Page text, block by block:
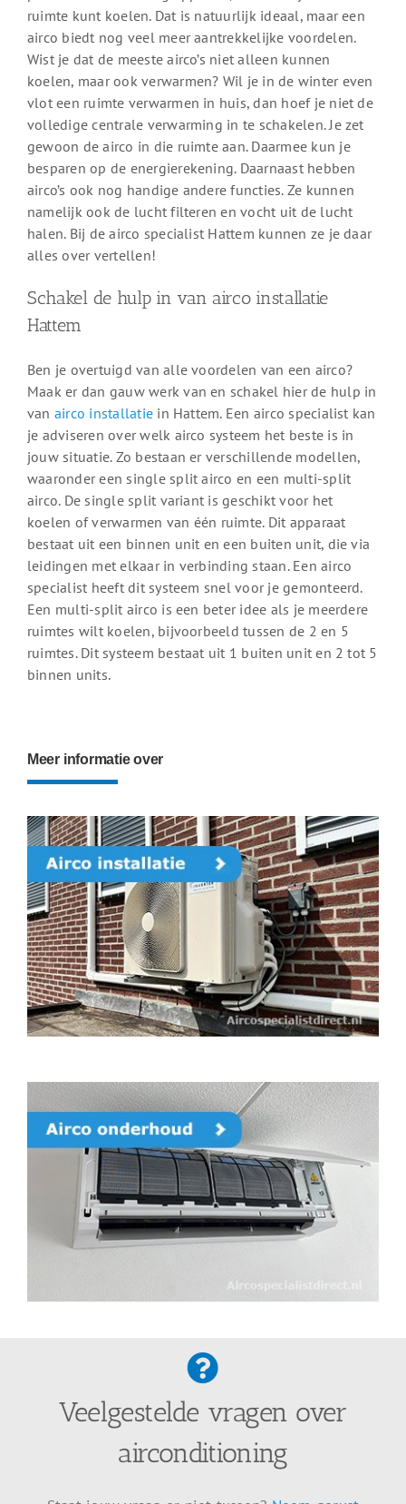
ruimte kunt koelen. Dat is natuurlijk ideaal, maar een
airco biedt nog veel meer aantrekkelijke voordelen.
Wist je dat de meeste airco’s niet alleen kunnen
koelen, maar ook verwarmen? Wil je in de winter even
vlot een ruimte verwarmen in huis, dan hoef je niet de
volledige centrale verwarming in te schakelen. Je zet
gewoon de airco in die ruimte aan. Daarmee kun je
besparen op de energierekening. Daarnaast hebben
airco’s ook nog handige andere functies. Ze kunnen
namelijk ook de lucht filteren en vocht uit de lucht
halen. Bij de airco specialist Hattem kunnen ze je daar
alles over vertellen!
Schakel de hulp in van airco installatie
Hattem
Ben je overtuigd van alle voordelen van een airco?
Maak er dan gauw werk van en schakel hier de hulp in
van airco installatie in Hattem. Een airco specialist kan
je adviseren over welk airco systeem het beste is in
jouw situatie. Zo bestaan er verschillende modellen,
waaronder een single split airco en een multi-split
airco. De single split variant is geschikt voor het
koelen of verwarmen van één ruimte. Dit apparaat
bestaat uit een binnen unit en een buiten unit, die via
leidingen met elkaar in verbinding staan. Een airco
specialist heeft dit systeem snel voor je gemonteerd.
Een multi-split airco is een beter idee als je meerdere
ruimtes wilt koelen, bijvoorbeeld tussen de 2 en 5
ruimtes. Dit systeem bestaat uit 1 buiten unit en 2 tot 5
binnen units.
Meer informatie over
Veelgestelde vragen over
airconditioning